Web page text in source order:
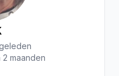
2 maanden